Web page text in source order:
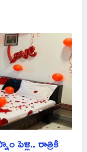
పెళ్లి.. రాత్రికి